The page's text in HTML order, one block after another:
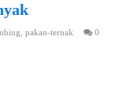
pakan-ternak 0